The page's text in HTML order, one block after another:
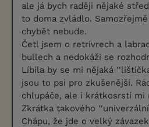
ale já bych raději nějaké
to doma zvládlo.
chybět nebude.
Četl jsem o retrívrech a
bullech a nedokáži se
Líbila by se mi nějaká
jsou to psi pro zkušenější.
chlupáče, ale i krátkosrstí mi
Zkrátka takového
Chápu, že jde o velký